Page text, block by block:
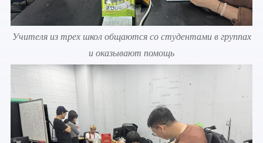
Учителя из трех школ общаются со студентами в группах
и оказывают помощь